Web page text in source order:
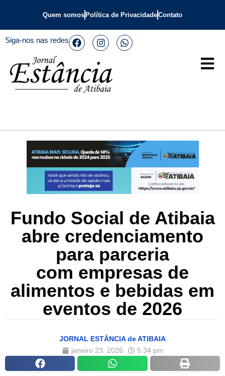
Quem somos Política de PrivacidadeContato
Siga-nos nas redes
Fundo Social de Atibaia
abre credenciamento
para parceria
com empresas de
alimentos e bebidas em
eventos de 2026
JORNAL ESTÂNCIA de ATIBAIA
janeiro 23, 2026
5:34 pm